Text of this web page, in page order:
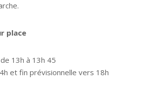
place
13h à 13h 45
et fin prévisionnelle vers 18h